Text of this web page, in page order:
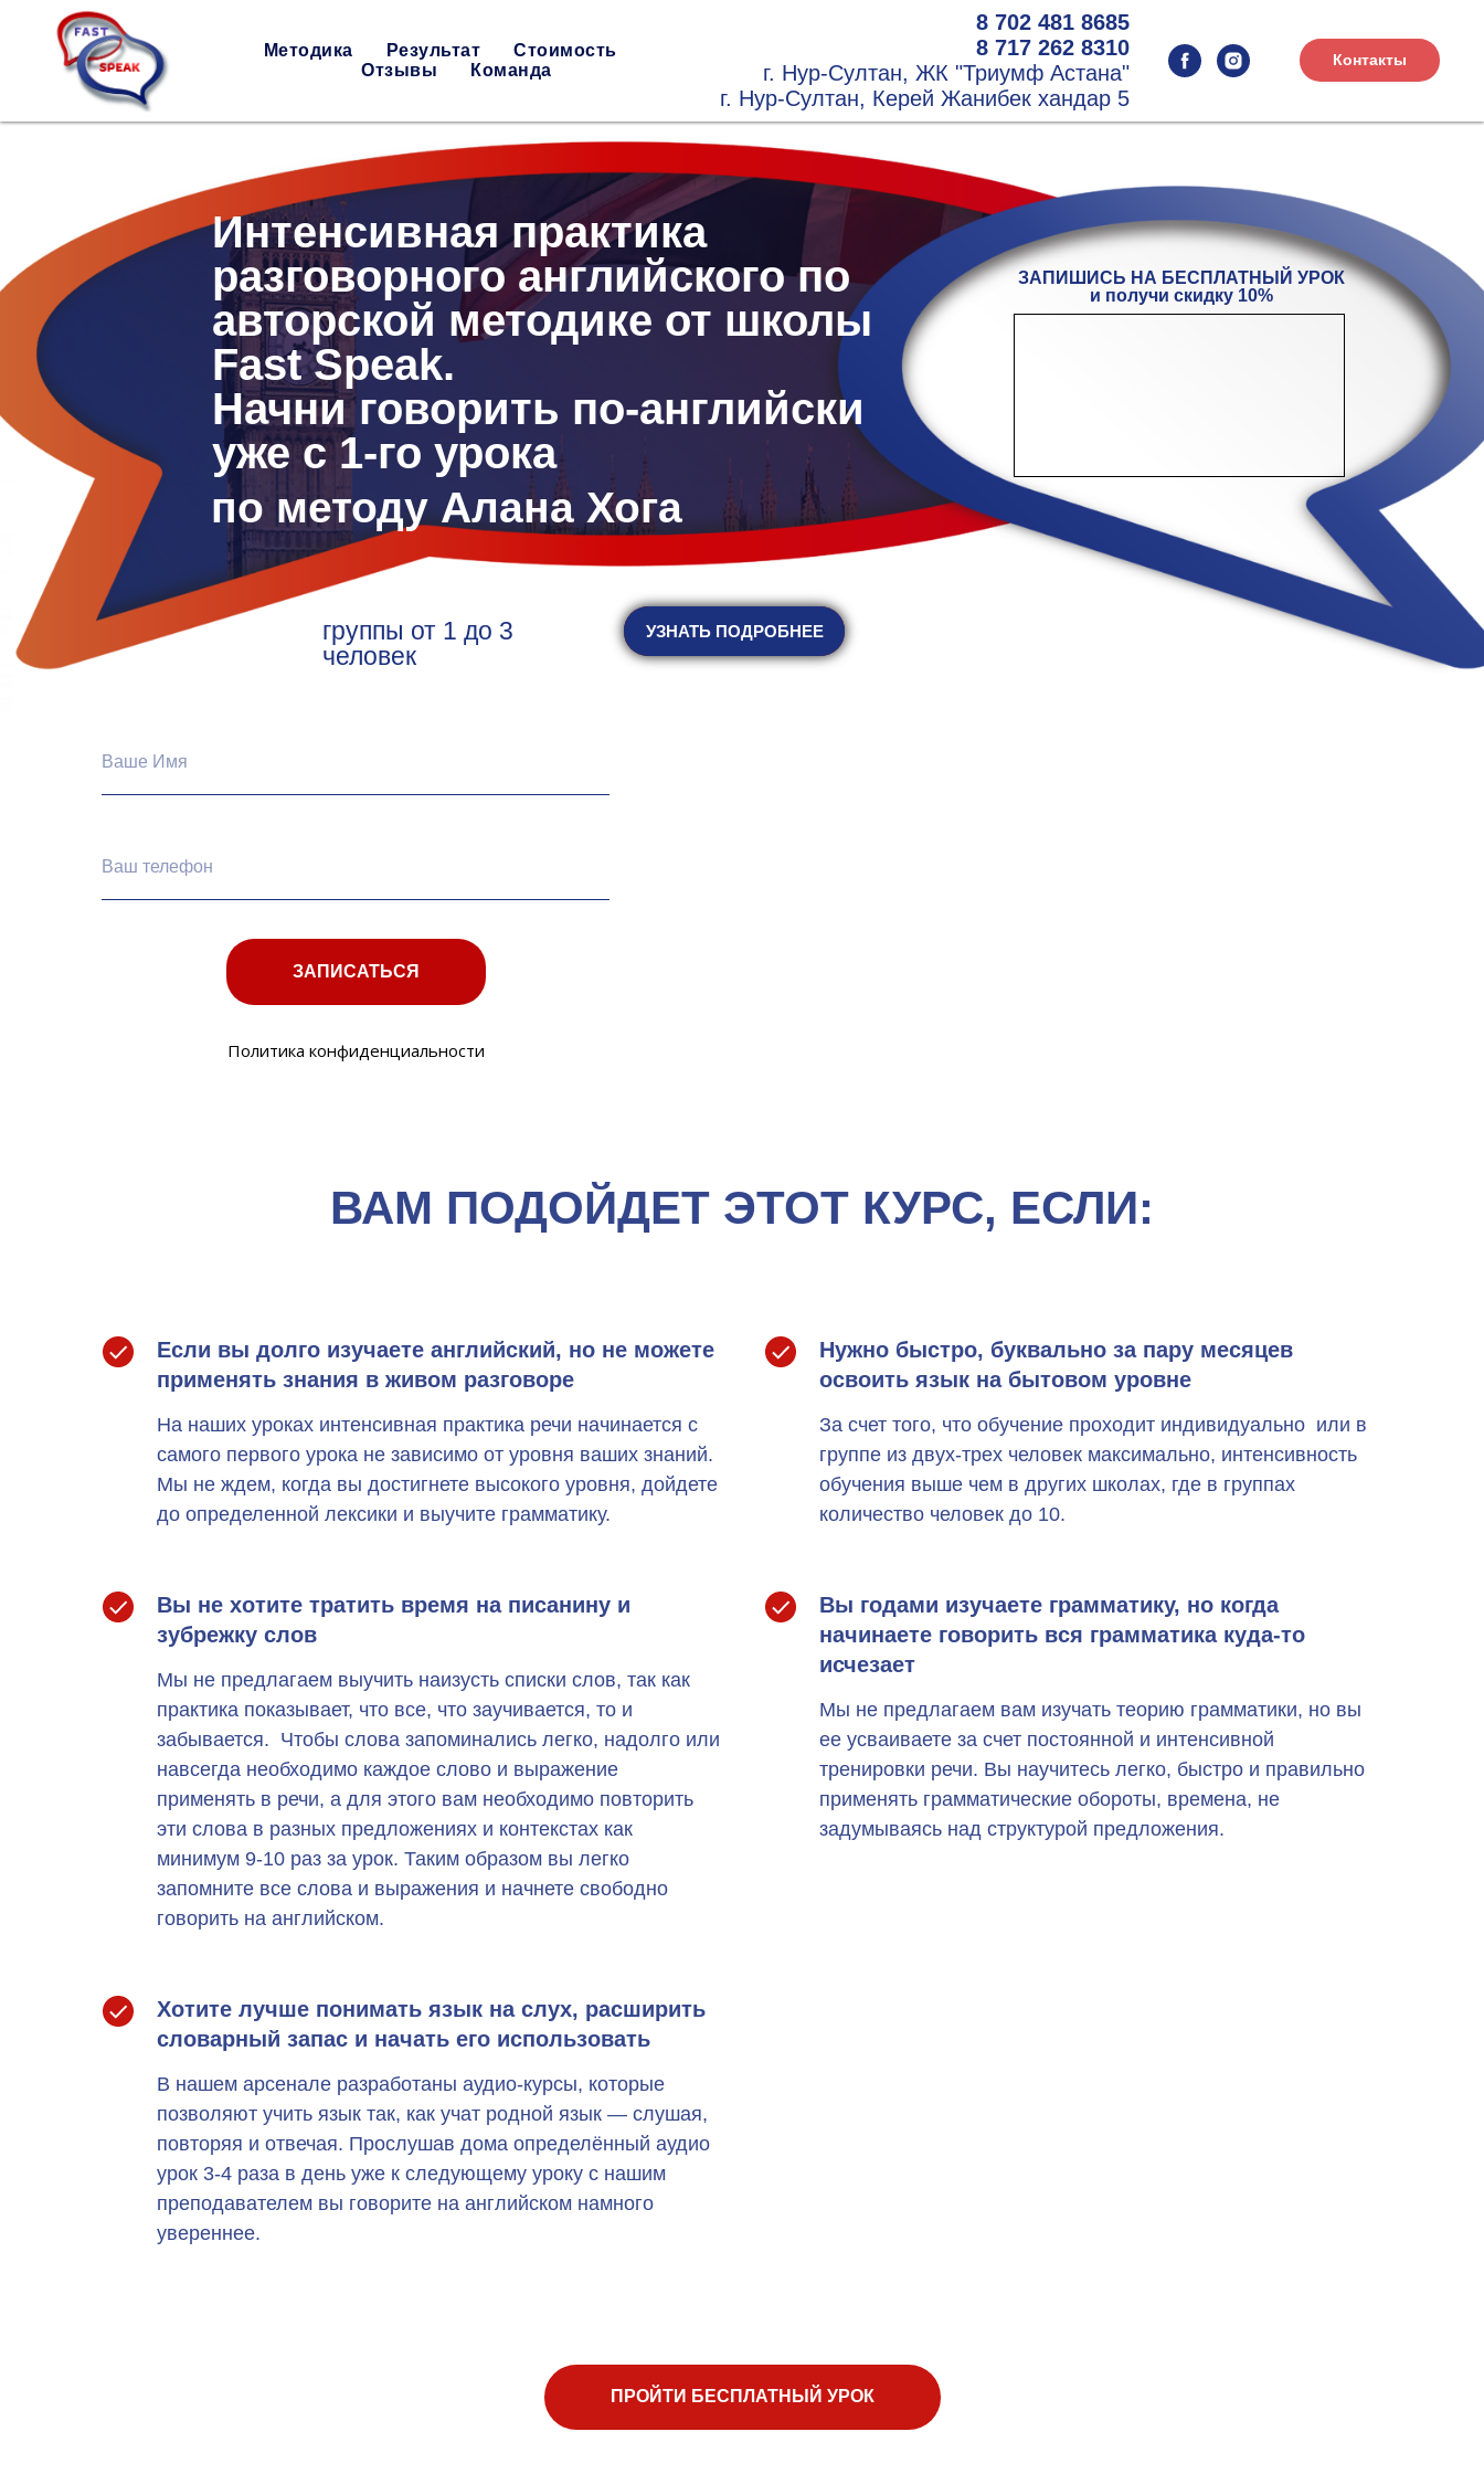
Методика Результат
Стоимость
Отзывы
Команда
8 702 481 8685
8 717 262 8310
г. Нур-Султан, ЖК "Триумф Астана"
г. Нур-Султан, Керей Жанибек хандар 5
Контакты
Интенсивная практика
разговорного английского по
авторской методике от школы
Fast Speak.
Начни говорить по-английски
уже с 1-го урока
по методу Алана Хога
группы от 1 до 3
человек
ЗАПИСАТЬСЯ
УЗНАТЬ ПОДРОБНЕЕ
ЗАПИШИСЬ НА БЕСПЛАТНЫЙ УРОК
и получи скидку 10%
ЗАПИСАТЬСЯ
Политика конфиденциальности
ВАМ ПОДОЙДЕТ ЭТОТ КУРС, ЕСЛИ:
Если вы долго изучаете английский, но не можете
применять знания в живом разговоре
На наших уроках интенсивная практика речи начинается с
самого первого урока не зависимо от уровня ваших знаний.
Мы не ждем, когда вы достигнете высокого уровня, дойдете
до определенной лексики и выучите грамматику.
Нужно быстро, буквально за пару месяцев
освоить язык на бытовом уровне
За счет того, что обучение проходит индивидуально или в
группе из двух-трех человек максимально, интенсивность
обучения выше чем в других школах, где в группах
количество человек до 10.
Вы не хотите тратить время на писанину и
зубрежку слов
Мы не предлагаем выучить наизусть списки слов, так как
практика показывает, что все, что заучивается, то и
забывается. Чтобы слова запоминались легко, надолго или
навсегда необходимо каждое слово и выражение
применять в речи, а для этого вам необходимо повторить
эти слова в разных предложениях и контекстах как
минимум 9-10 раз за урок. Таким образом вы легко
запомните все слова и выражения и начнете свободно
говорить на английском.
Вы годами изучаете грамматику, но когда
начинаете говорить вся грамматика куда-то
исчезает
Мы не предлагаем вам изучать теорию грамматики, но вы
ее усваиваете за счет постоянной и интенсивной
тренировки речи. Вы научитесь легко, быстро и правильно
применять грамматические обороты, времена, не
задумываясь над структурой предложения.
Хотите лучше понимать язык на слух, расширить
словарный запас и начать его использовать
В нашем арсенале разработаны аудио-курсы, которые
позволяют учить язык так, как учат родной язык — слушая,
повторяя и отвечая. Прослушав дома определённый аудио
урок 3-4 раза в день уже к следующему уроку с нашим
преподавателем вы говорите на английском намного
увереннее.
ПРОЙТИ БЕСПЛАТНЫЙ УРОК